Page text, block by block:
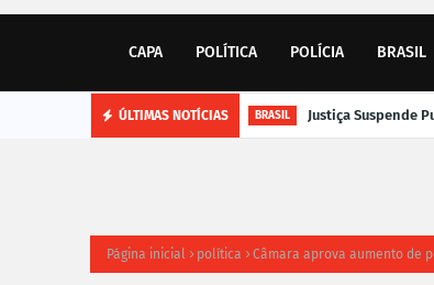
CAPA POLÍTICA POLÍCIA BRASIL
ÚLTIMAS NOTÍCIAS BRASIL Justiça Suspende
Página inicial política Câmara aprova aumento de